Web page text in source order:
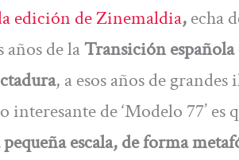
edición de Zinemaldia,echa
de laTransición
, a esos años de
interesante de ‘Modelo 77’ es
escala, de forma